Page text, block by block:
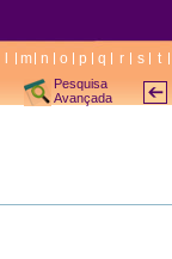
m n o p q r s t
Pesquisa
Avançada